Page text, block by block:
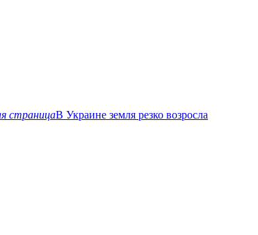
страницаВ Украине земля резко возросла